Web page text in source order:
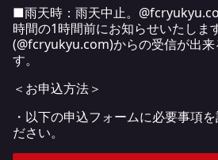
■雨天時：雨天中止。
時間の1時間前にお知らせいたしま
(@fcryukyu.com)からの受信が出来
す。
＜お申込方法＞
・以下の申込フォームに必要事項
ださい。